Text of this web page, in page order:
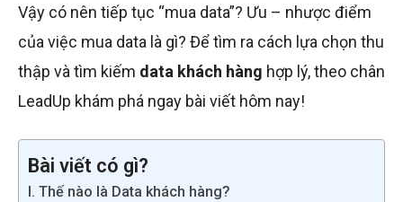
Vậy có nên tiếp tục “mua data”? Ưu – nhược điểm
của việc mua data là gì? Để tìm ra cách lựa chọn thu
thập và tìm kiếm data khách hàng hợp lý, theo chân
LeadUp khám phá ngay bài viết hôm nay!
Bài viết có gì?
I. Thế nào là Data khách hàng?